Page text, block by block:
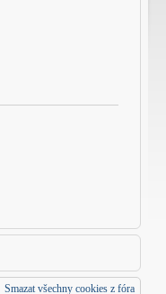
Smazat všechny cookies z fóra